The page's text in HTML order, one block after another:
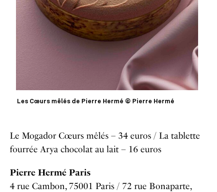
Les Cœurs mêlés de Pierre Hermé © Pierre Hermé
Le Mogador Cœurs mêlés – 34 euros / La tablette
fourrée Arya chocolat au lait – 16 euros
Pierre Hermé Paris
4 rue Cambon, 75001 Paris / 72 rue Bonaparte,